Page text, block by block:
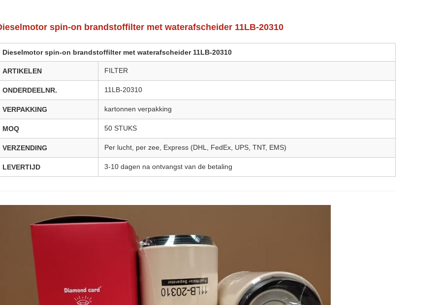
spin-on brandstoffilter met waterafscheider 11LB-20310
Dieselmotor spin-on brandstoffilter met waterafscheider 11LB-20310
ARTIKELEN FILTER
ONDERDEELNR. 11LB-20310
VERPAKKING kartonnen verpakking
MOQ 50 STUKS
VERZENDING Per lucht, per zee, Express (DHL, FedEx, UPS, TNT, EMS)
LEVERTIJD 3-10 dagen na ontvangst van de betaling